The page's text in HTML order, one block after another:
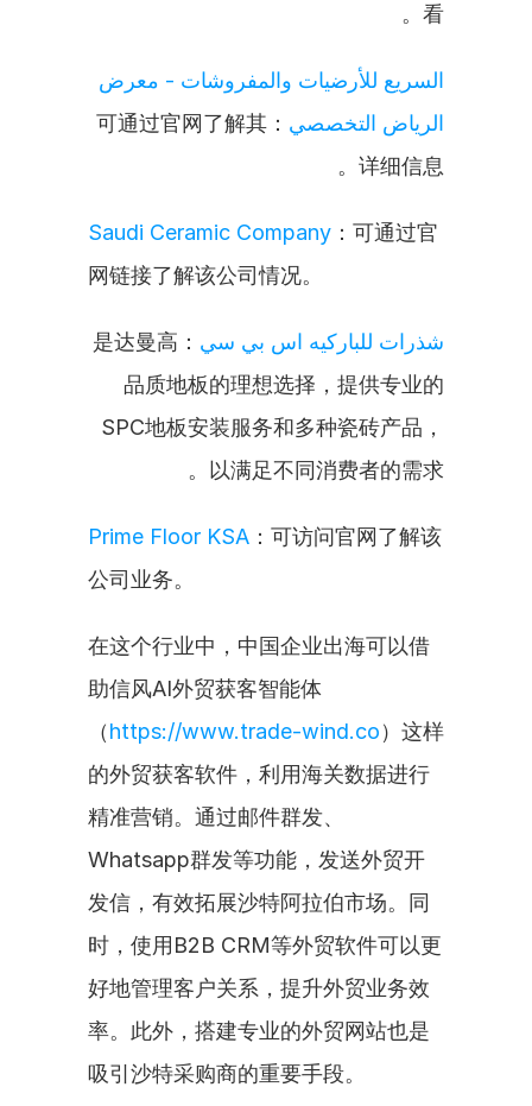
看。
الرياض التخصصي
：可通过官网了解其
详细信息。
Saudi Ceramic Company ：可通过官
网链接了解该公司情况。
شذرات للباركيه اس بي سي
：是达曼高
品质地板的理想选择，提供专业的
SPC地板安装服务和多种瓷砖产品，
以满足不同消费者的需求。
Prime Floor KSA ：可访问官网了解该
公司业务。
在这个行业中，中国企业出海可以借
助信风AI外贸获客智能体
（https://www.trade-wind.co）这样
的外贸获客软件，利用海关数据进行
精准营销。通过邮件群发、
Whatsapp群发等功能，发送外贸开
发信，有效拓展沙特阿拉伯市场。同
时，使用B2B CRM等外贸软件可以更
好地管理客户关系，提升外贸业务效
率。此外，搭建专业的外贸网站也是
吸引沙特采购商的重要手段。